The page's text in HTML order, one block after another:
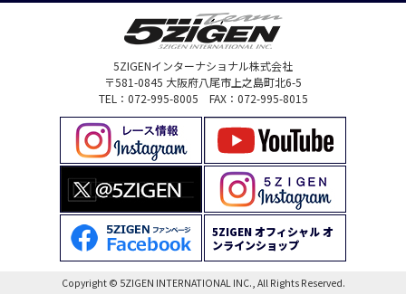
5ZIGENインターナショナル株式会社
〒581-0845 大阪府八尾市上之島町北6-5
TEL：072-995-8005 FAX：072-995-8015
5ZIGEN オフィシャル オ
ンラインショップ
Copyright © 5ZIGEN INTERNATIONAL INC., All Rights Reserved.